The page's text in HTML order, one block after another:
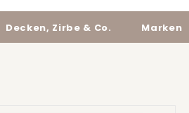
Decken, Zirbe & Co. Marken